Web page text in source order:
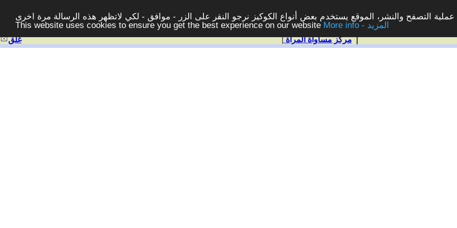
التصفح والنشر، الموقع يستخدم بعض أنواع الكوكيز نرجو النقر على الزر - موافق - لكي لاتظهر هذه الرسالة مرة اخرى -
This website uses cookies to ensure you get the best experience on our website
More info - المزيد
غلق | مركز مساواة المرأة|